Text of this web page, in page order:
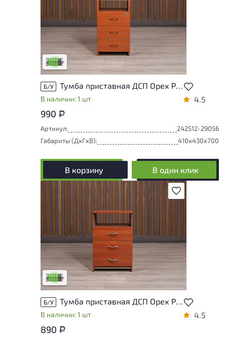
У товара присутствуют незначительные
следы эксплуатации, не влияющие на
удобство его использования
Низкая степень износа
Б/У
В наличии: 1 шт 4.5
990 Р
Артикул:
242512-29056
Габариты (ДxГxВ):
410x430x700
В корзину В один клик
В избранное
У товара присутствуют незначительные
следы эксплуатации, не влияющие на
удобство его использования
Низкая степень износа
Б/У
В наличии: 1 шт 4.5
890 Р